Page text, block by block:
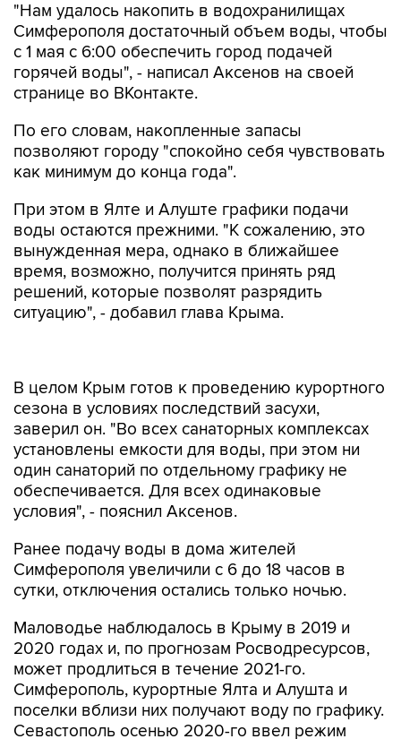
"Нам удалось накопить в водохранилищах
Симферополя достаточный объем воды, чтобы
с 1 мая с 6:00 обеспечить город подачей
горячей воды", - написал Аксенов на своей
странице во ВКонтакте.
По его словам, накопленные запасы
позволяют городу "спокойно себя чувствовать
как минимум до конца года".
При этом в Ялте и Алуште графики подачи
воды остаются прежними. "К сожалению, это
вынужденная мера, однако в ближайшее
время, возможно, получится принять ряд
решений, которые позволят разрядить
ситуацию", - добавил глава Крыма.
заверил он. "Во всех санаторных комплексах
установлены емкости для воды, при этом ни
один санаторий по отдельному графику не
обеспечивается. Для всех одинаковые
условия", - пояснил Аксенов.
Ранее подачу воды в дома жителей
сутки, отключения остались только ночью.
Маловодье наблюдалось в Крыму в 2019 и
может продлиться в течение 2021-го.
Симферополь, курортные Ялта и Алушта и
поселки вблизи них получают воду по графику.
Севастополь осенью 2020-го ввел режим
повышенной готовности.